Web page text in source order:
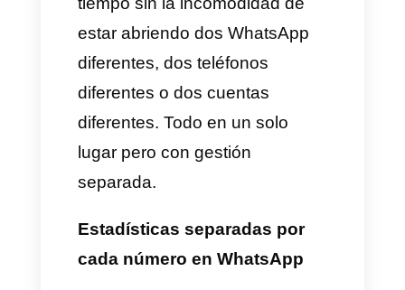
Como primera ventaja tenemos
la organización, cuando
usamos el multi número de
WhatsApp para gestionar
diferentes departamentos y/o
marcas. Tenemos cada
conversación en un WhatsApp